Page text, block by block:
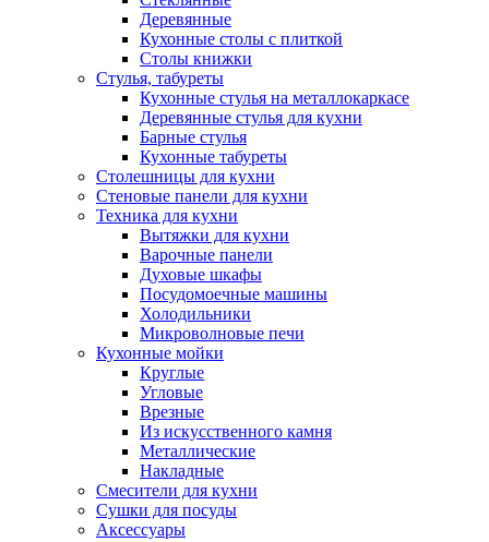
Деревянные
Кухонные столы с плиткой
Столы книжки
Стулья, табуреты
Кухонные стулья на металлокаркасе
Деревянные стулья для кухни
Барные стулья
Кухонные табуреты
Столешницы для кухни
Стеновые панели для кухни
Техника для кухни
Вытяжки для кухни
Варочные панели
Духовые шкафы
Посудомоечные машины
Холодильники
Микроволновые печи
Кухонные мойки
Круглые
Угловые
Врезные
Из искусственного камня
Металлические
Накладные
Смесители для кухни
Сушки для посуды
Аксессуары